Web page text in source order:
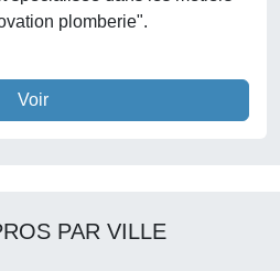
plomberie".
Voir
PAR VILLE